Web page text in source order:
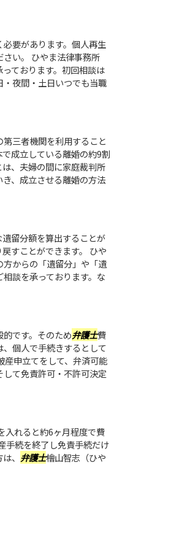
要があります。個人再生
い。 ひやま法律事務所
ております。初回相談は
夜間・土日いつでも当職
三者機関を利用すること
成立している離婚の約9割
、夫婦の間に家庭裁判所
、成立させる離婚の方法
留分額を算出することが
すことができます。 ひや
からの「遺留分」や「遺
談を承っております。な
です。そのため弁護士費
個人で手続きするとして
産申立てをして、弁済可能
て免責許可・不許可決定
入れると約6ヶ月程度で費
手続を終了し免責手続だけ
、 弁護士檜山智志（ひや